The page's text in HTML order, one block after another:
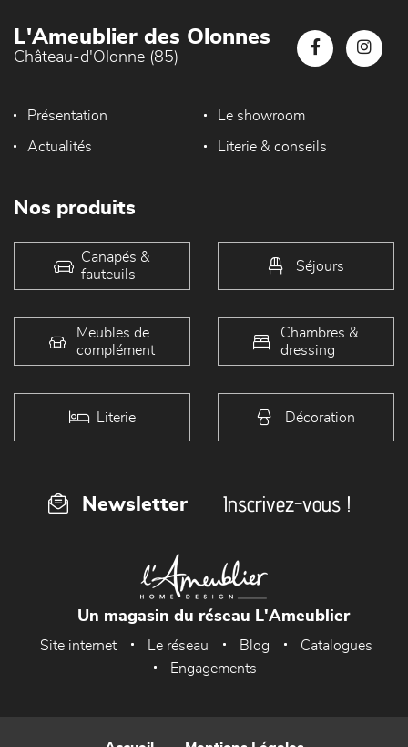
L'Ameublier des Olonnes
Château-d'Olonne (85)
Présentation Le showroom
Actualités Literie & conseils
Nos produits
Canapés &
fauteuils
Séjours
Meubles de
complément
Chambres &
dressing
Literie Décoration
Newsletter Inscrivez-vous !
Un magasin du réseau L'Ameublier
Site internet Le réseau Blog
Catalogues
Engagements